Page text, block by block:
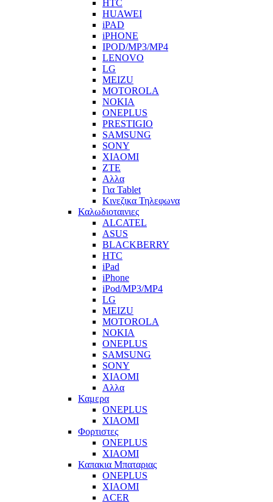
HTC
HUAWEI
iPAD
iPHONE
IPOD/MP3/MP4
LENOVO
LG
MEIZU
MOTOROLA
NOKIA
ONEPLUS
PRESTIGIO
SAMSUNG
SONY
XIAOMI
ZTE
Αλλα
Για Tablet
Κινεζικα Τηλεφωνα
Καλωδιοταινιες
ALCATEL
ASUS
BLACKBERRY
HTC
iPad
iPhone
iPod/MP3/MP4
LG
MEIZU
MOTOROLA
NOKIA
ONEPLUS
SAMSUNG
SONY
XIAOMI
Αλλα
Καμερα
ONEPLUS
XIAOMI
Φορτιστες
ONEPLUS
XIAOMI
Καπακια Μπαταριας
ONEPLUS
XIAOMI
ACER